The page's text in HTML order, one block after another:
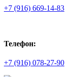
+7 (916) 669-14-83
Телефон:
+7 (916) 078-27-90